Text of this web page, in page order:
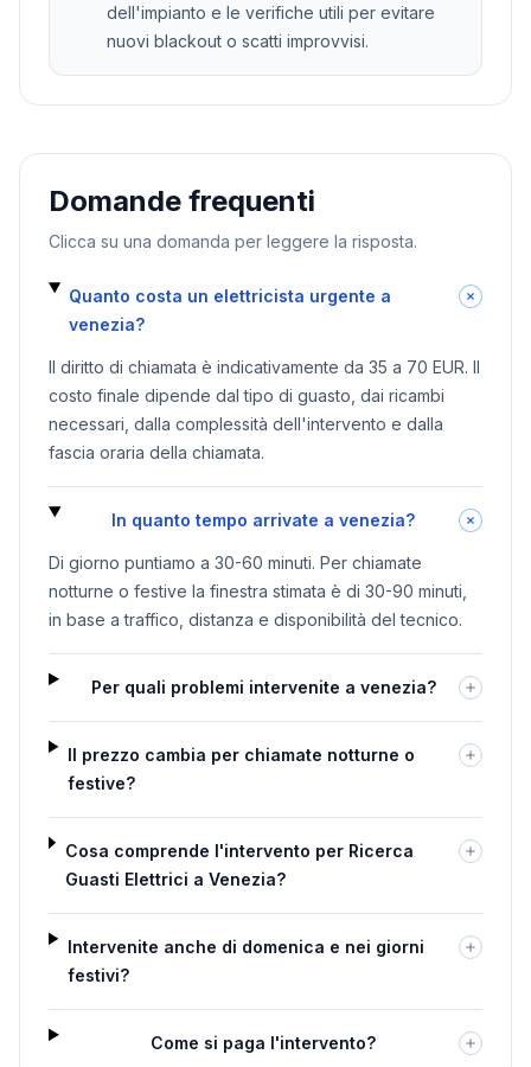
dell'impianto e le verifiche utili per evitare
nuovi blackout o scatti improvvisi.
Domande frequenti
Clicca su una domanda per leggere la risposta.
Quanto costa un elettricista urgente a
venezia?
Il diritto di chiamata è indicativamente da 35 a 70 EUR. Il
costo finale dipende dal tipo di guasto, dai ricambi
necessari, dalla complessità dell'intervento e dalla
fascia oraria della chiamata.
In quanto tempo arrivate a venezia?
Di giorno puntiamo a 30-60 minuti. Per chiamate
notturne o festive la finestra stimata è di 30-90 minuti,
in base a traffico, distanza e disponibilità del tecnico.
Per quali problemi intervenite a venezia?
Il prezzo cambia per chiamate notturne o
festive?
Cosa comprende l'intervento per Ricerca
Guasti Elettrici a Venezia?
Intervenite anche di domenica e nei giorni
festivi?
Come si paga l'intervento?